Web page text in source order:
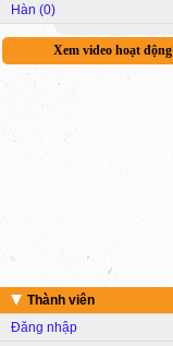
Hàn (0)
Xem video hoạt động
Thành viên
Đăng nhập